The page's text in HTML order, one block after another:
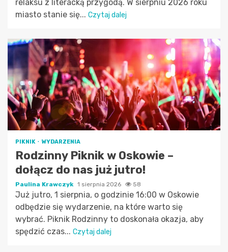
relaksu z literacką przygodą. W sierpniu 2026 roku
miasto stanie się... Czytaj dalej
PIKNIK WYDARZENIA
Rodzinny Piknik w Oskowie –
dołącz do nas już jutro!
Paulina Krawczyk 1 sierpnia 2026 58
Już jutro, 1 sierpnia, o godzinie 16:00 w Oskowie
odbędzie się wydarzenie, na które warto się
wybrać. Piknik Rodzinny to doskonała okazja, aby
spędzić czas... Czytaj dalej